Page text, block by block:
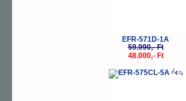
EFR-571D-1A
59.990,- Ft
48.000,- Ft
-20%